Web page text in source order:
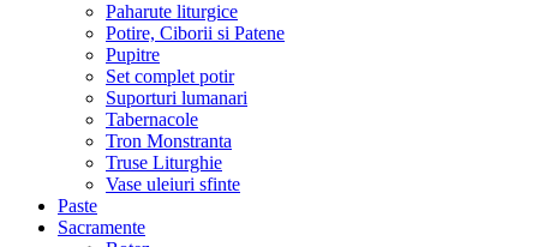
Paharute liturgice
Potire, Ciborii si Patene
Pupitre
Set complet potir
Suporturi lumanari
Tabernacole
Tron Monstranta
Truse Liturghie
Vase uleiuri sfinte
Paste
Sacramente